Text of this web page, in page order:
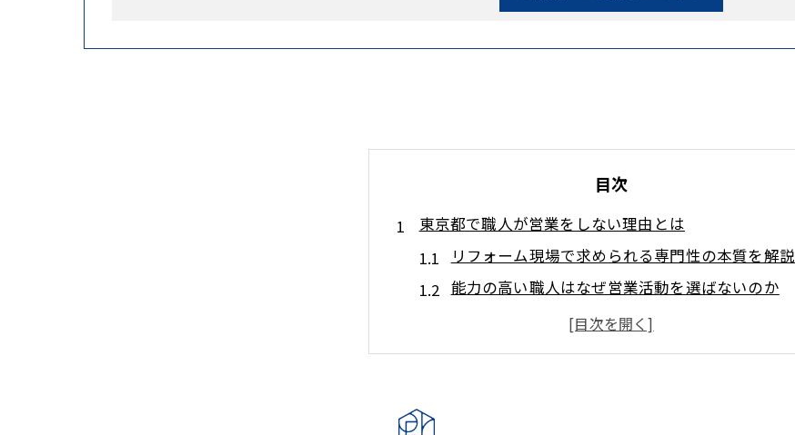
目次
東京都で職人が営業をしない理由とは
リフォーム現場で求められる専門性の本質を解説
能力の高い職人はなぜ営業活動を選ばないのか
東京都のリフォーム現場で重視される分業の背景
職人が営業を兼任しない理由を業界視点で考察
リフォーム営業の仕事内容を具体解説